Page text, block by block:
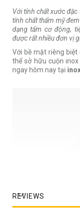
Với tính chất xước
tính chất thẩm mỹ
dạng tấm cơ động,
được rất nhiều đơn vị
Với bề mặt riêng
thể sở hữu cuộn
ngay hôm nay tại
REVIEWS